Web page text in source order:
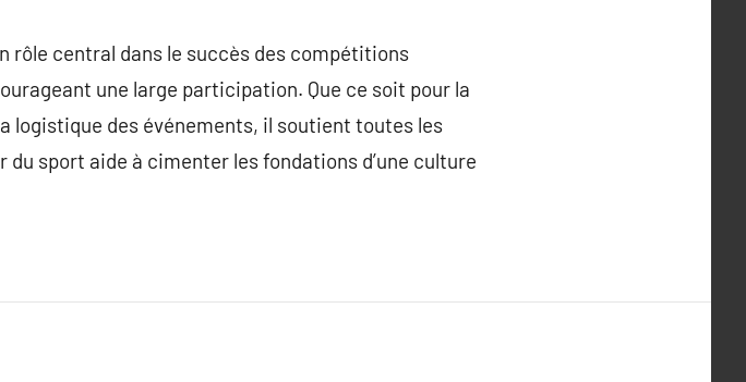
rôle central dans le succès des compétitions
une large participation. Que ce soit pour la
logistique des événements, il soutient toutes les
sport aide à cimenter les fondations d’une culture